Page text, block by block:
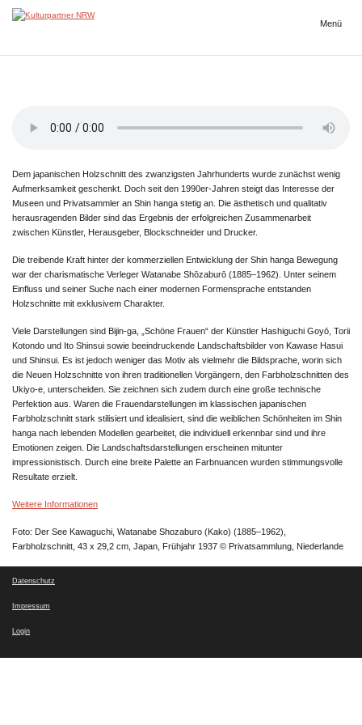
Inhalt
NRW
Menü
Dem japanischen Holzschnitt des zwanzigsten Jahrhunderts wurde zunächst wenig
Aufmerksamkeit geschenkt. Doch seit den 1990er-Jahren steigt das Interesse der
Museen und Privatsammler an Shin hanga stetig an. Die ästhetisch und qualitativ
herausragenden Bilder sind das Ergebnis der erfolgreichen Zusammenarbeit
zwischen Künstler, Herausgeber, Blockschneider und Drucker.
Die treibende Kraft hinter der kommerziellen Entwicklung der Shin hanga Bewegung
war der charismatische Verleger Watanabe Shōzaburō (1885–1962). Unter seinem
Einfluss und seiner Suche nach einer modernen Formensprache entstanden
Holzschnitte mit exklusivem Charakter.
Viele Darstellungen sind Bijin-ga, „Schöne Frauen“ der Künstler Hashiguchi Goyō, Torii
Kotondo und Ito Shinsui sowie beeindruckende Landschaftsbilder von Kawase Hasui
und Shinsui. Es ist jedoch weniger das Motiv als vielmehr die Bildsprache, worin sich
die Neuen Holzschnitte von ihren traditionellen Vorgängern, den Farbholzschnitten des
Ukiyo-e, unterscheiden. Sie zeichnen sich zudem durch eine große technische
Perfektion aus. Waren die Frauendarstellungen im klassischen japanischen
Farbholzschnitt stark stilisiert und idealisiert, sind die weiblichen Schönheiten im Shin
hanga nach lebenden Modellen gearbeitet, die individuell erkennbar sind und ihre
Emotionen zeigen. Die Landschaftsdarstellungen erscheinen mitunter
impressionistisch. Durch eine breite Palette an Farbnuancen wurden stimmungsvolle
Resultate erzielt.
Weitere Informationen
Foto: Der See Kawaguchi, Watanabe Shozaburo (Kako) (1885–1962),
Farbholzschnitt, 43 x 29,2 cm, Japan, Frühjahr 1937 © Privatsammlung, Niederlande
Datenschutz
Impressum
Login